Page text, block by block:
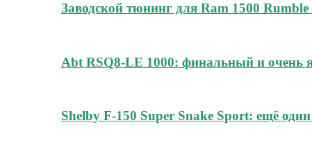
Заводской тюнинг для Ram 1500
Abt RSQ8-LE 1000: финальный и
Shelby F-150 Super Snake Sport: ещё